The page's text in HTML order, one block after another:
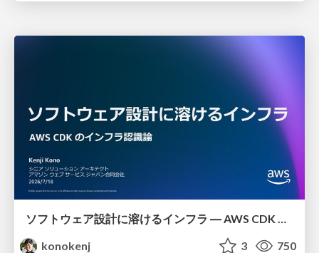
ソフトウェア設計に溶けるインフラ ― AWS CDK のインフラ認識論
konokenj
3 750